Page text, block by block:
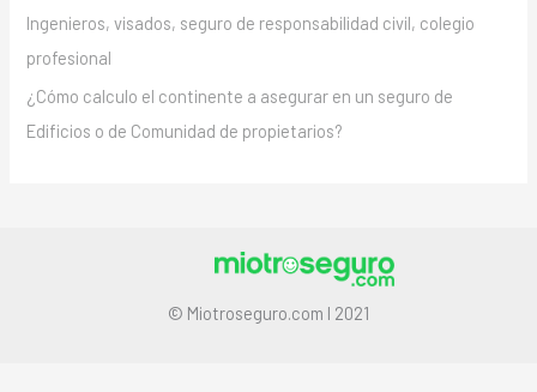
Ingenieros, visados, seguro de responsabilidad civil, colegio
profesional
¿Cómo calculo el continente a asegurar en un seguro de
Edificios o de Comunidad de propietarios?
© Miotroseguro.com I 2021